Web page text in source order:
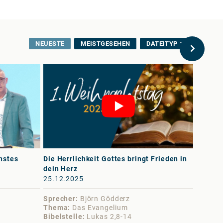
NEUESTE MEISTGESEHEN DATEITYP
Die Herrlichkeit Gottes bringt Frieden in
dein Herz
25.12.2025
Sprecher
Björn Gödderz
Thema
Das Evangelium
Bibelstelle
Lukas 2,8-14